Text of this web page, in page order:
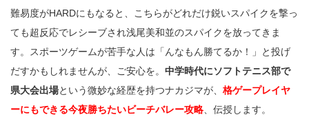
難易度がHARDにもなると、こちらがどれだけ鋭いスパイクを撃っ
ても超反応でレシーブされ浅尾美和並のスパイクを放ってきま
す。スポーツゲームが苦手な人は「んなもん勝てるか！」と投げ
だすかもしれませんが、ご安心を。 中学時代にソフトテニス部で
県大会出場という微妙な経歴を持つナカジマが、 格ゲープレイヤ
ーにもできる今夜勝ちたいビーチバレー攻略 、伝授します。